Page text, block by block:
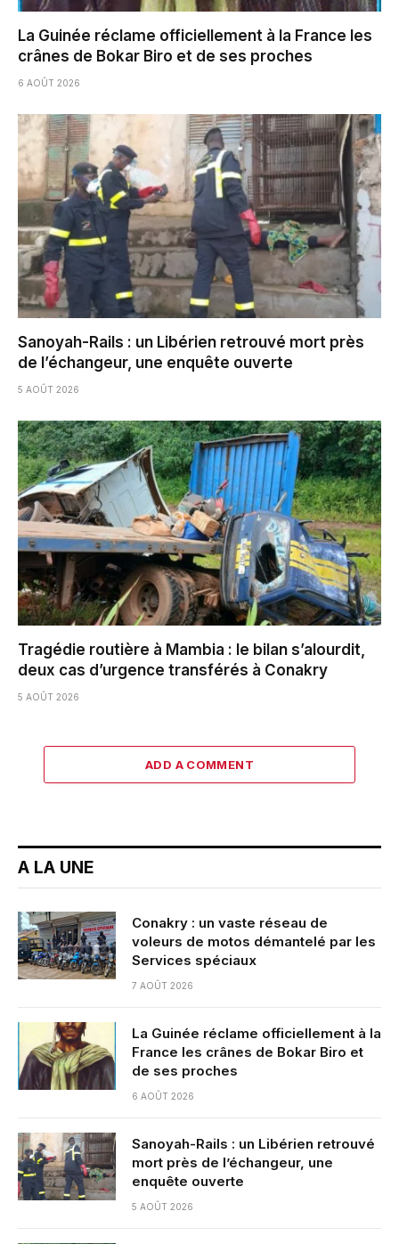
La Guinée réclame officiellement à la France les
crânes de Bokar Biro et de ses proches
6 AOÛT 2026
Sanoyah-Rails : un Libérien retrouvé mort près
de l’échangeur, une enquête ouverte
5 AOÛT 2026
Tragédie routière à Mambia : le bilan s’alourdit,
deux cas d’urgence transférés à Conakry
5 AOÛT 2026
ADD A COMMENT
A LA UNE
Conakry : un vaste réseau de
voleurs de motos démantelé par les
Services spéciaux
7 AOÛT 2026
La Guinée réclame officiellement à la
France les crânes de Bokar Biro et
de ses proches
6 AOÛT 2026
Sanoyah-Rails : un Libérien retrouvé
mort près de l’échangeur, une
enquête ouverte
5 AOÛT 2026